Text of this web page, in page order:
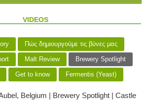
VIDEOS
Πώς δημιουργούμε τις βύνες μας
Malt Review Brewery Spotlight
Get to know Fermentis (Yeast)
Belgium | Brewery Spotlight | Castle